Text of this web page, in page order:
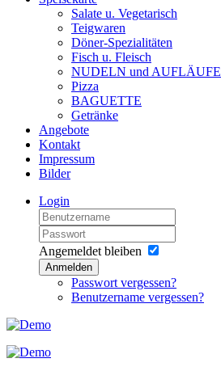
Salate u. Vegetarisch
Teigwaren
Döner-Spezialitäten
Fisch u. Fleisch
NUDELN und AUFLÄUFE
Pizza
BAGUETTE
Getränke
Angebote
Kontakt
Impressum
Bilder
Login
Angemeldet bleiben
Anmelden
Passwort vergessen?
Benutzername vergessen?